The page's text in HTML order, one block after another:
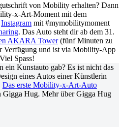
von Mobility erhalten? Dann
x-Art-Moment mit dem
Instagram mit #mymobilitymoment
. Das Auto steht dir ab dem 31.
AKARA Tower(fünf Minuten zu
Verfügung und ist via Mobility-App
Spass!
ein Kunstauto gab? Es ist nicht das
eines Autos einer Künstlerin
Das erste Mobility-x-Art-Auto
Gigga Hug. Mehr über Gigga Hug